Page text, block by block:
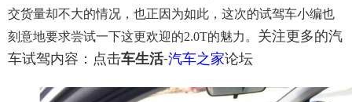
交货量却不大的情况，也正因为如此，这次的试驾车小编也
刻意地要求尝试一下这更欢迎的2.0T的魅力。 关注更多的汽
车试驾内容：点击车生活-汽车之家论坛